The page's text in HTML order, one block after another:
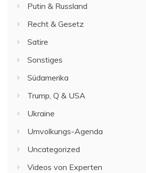
Putin & Russland
Recht & Gesetz
Satire
Sonstiges
Südamerika
Trump, Q & USA
Ukraine
Umvolkungs-Agenda
Uncategorized
Videos von Experten